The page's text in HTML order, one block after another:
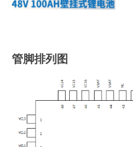
管脚排列图